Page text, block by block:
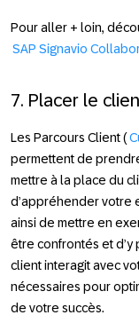
Pour aller + loin,
SAP Signavio
7. Placer le
Les Parcours Client (
permettent de
mettre à la place du
d’appréhender votre
ainsi de mettre en
être confrontés et d’y
client interagit avec
nécessaires pour
de votre succès.